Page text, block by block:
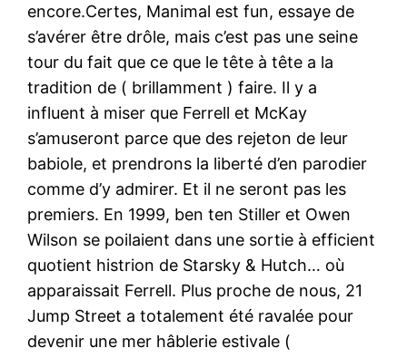
encore.Certes, Manimal est fun, essaye de
s’avérer être drôle, mais c’est pas une seine
tour du fait que ce que le tête à tête a la
tradition de ( brillamment ) faire. Il y a
influent à miser que Ferrell et McKay
s’amuseront parce que des rejeton de leur
babiole, et prendrons la liberté d’en parodier
comme d’y admirer. Et il ne seront pas les
premiers. En 1999, ben ten Stiller et Owen
Wilson se poilaient dans une sortie à efficient
quotient histrion de Starsky & Hutch… où
apparaissait Ferrell. Plus proche de nous, 21
Jump Street a totalement été ravalée pour
devenir une mer hâblerie estivale (